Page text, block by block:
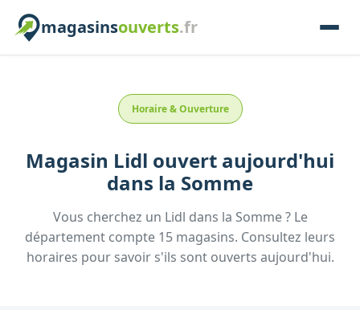
magasinsouverts.fr
Horaire & Ouverture
Magasin Lidl ouvert aujourd'hui
dans la Somme
Vous cherchez un Lidl dans la Somme? Le
département compte 15 magasins. Consultez leurs
horaires pour savoir s'ils sont ouverts aujourd'hui.